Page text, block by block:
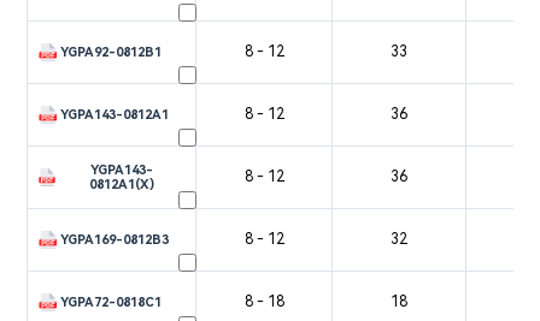
YGPA92-0812B1 8 - 12 33
YGPA143-0812A1 8 - 12 36
YGPA143-
0812A1(X)
8 - 12 36
YGPA169-0812B3 8 - 12 32
YGPA72-0818C1 8 - 18 18